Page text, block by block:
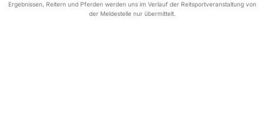
Ergebnissen, Reitern und Pferden werden uns im Verlauf der Reitsportveranstaltung von
der Meldestelle nur übermittelt.